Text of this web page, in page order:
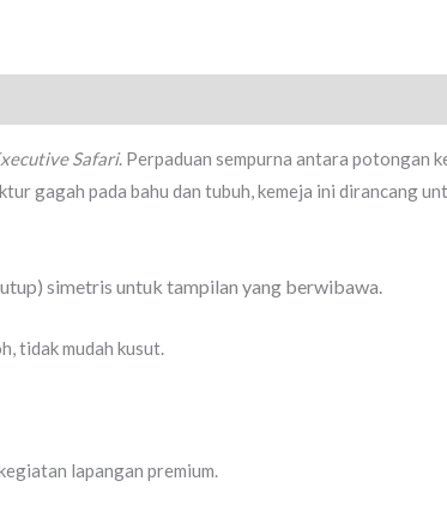
Safari. Perpaduan sempurna antara potongan
gagah pada bahu dan tubuh, kemeja ini dirancang
simetris untuk tampilan yang berwibawa.
tidak mudah kusut.
lapangan premium.